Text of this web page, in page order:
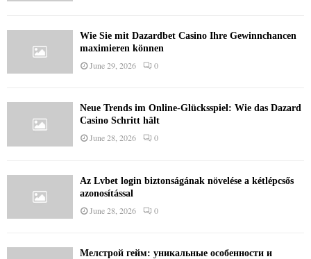
Wie Sie mit Dazardbet Casino Ihre Gewinnchancen
maximieren können
June 29, 2026 0
Neue Trends im Online-Glücksspiel: Wie das Dazard
Casino Schritt hält
June 28, 2026 0
Az Lvbet login biztonságának növelése a kétlépcsős
azonosítással
June 28, 2026 0
Мелстрой гейм: уникальные особенности и